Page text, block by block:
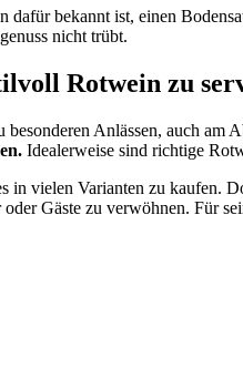
bekannt ist, einen
nicht trübt.
Rotwein zu
besonderen Anlässen, auch am
Idealerweise sind richtige
vielen Varianten zu kaufen.
Gäste zu verwöhnen. Für